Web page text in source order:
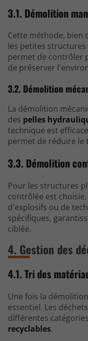
3.1. Démolition
Cette méthode, bien
les petites structures
permet de contrôler
de préserver
3.2. Démolition
La démolition
des pelles
technique est
permet de réduire le
3.3. Démolition
Pour les structures
contrôlée est
d'explosifs ou de
spécifiques,
ciblée.
4. Gestion des
4.1. Tri des
Une fois la
essentiel. Les
différentes
recyclables.